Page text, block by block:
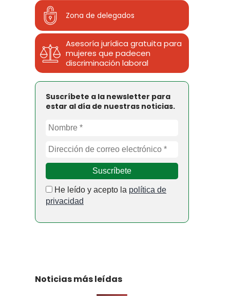
Zona de delegados
Asesoría jurídica gratuita para
mujeres que padecen
discriminación laboral
Suscríbete a la newsletter para
estar al día de nuestras noticias.
He leído y acepto la política de
privacidad
Noticias más leídas